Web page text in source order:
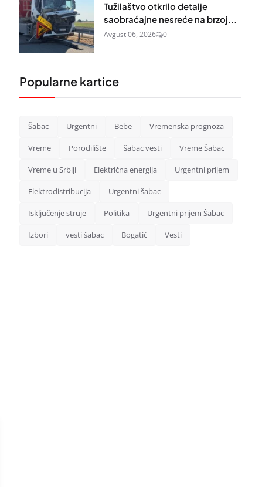
Tužilaštvo otkrilo detalje
saobraćajne nesreće na brzoj...
Avgust 06, 2026 0
Popularne kartice
Šabac Urgentni Bebe Vremenska prognoza
Vreme Porodilište šabac vesti Vreme Šabac
Vreme u Srbiji Električna energija Urgentni prijem
Elektrodistribucija Urgentni šabac
Isključenje struje Politika Urgentni prijem Šabac
Izbori vesti šabac Bogatić Vesti